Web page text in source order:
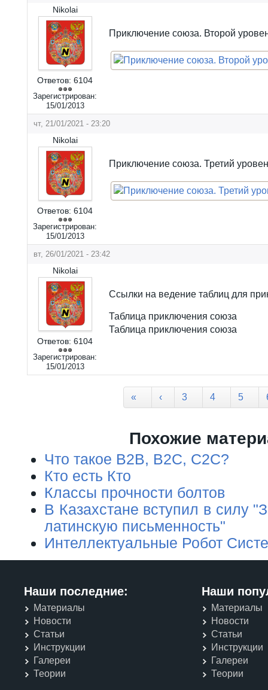
Nikolai
Ответов: 6104
Зарегистрирован:
15/01/2013
Приключение союза. Второй
чт, 21/01/2021 - 23:20
Nikolai
Ответов: 6104
Зарегистрирован:
15/01/2013
Приключение союза. Третий
вт, 26/01/2021 - 23:42
Nikolai
Ответов: 6104
Зарегистрирован:
15/01/2013
Ссылки на ведение таблиц для
Таблица приключения союза
Таблица приключения союза
« ‹ 3 4 5
Похожие
Что такое B2B, B2C, C2C?
Кто есть Кто
Классы прочности болтов
В Казахстане вступил в силу
латинскую письменность"
Интеллектуальные Робот
Наши последние:
Материалы
Новости
Статьи
Инструкции
Галереи
Теории
Наши
Материалы
Новости
Статьи
Инструкции
Галереи
Теории